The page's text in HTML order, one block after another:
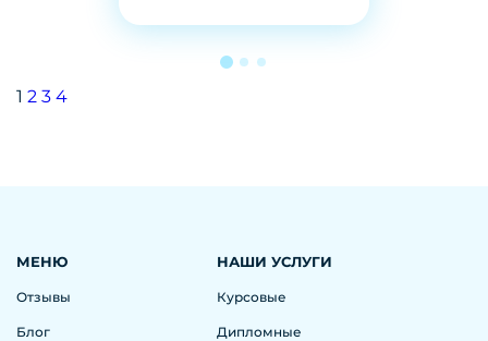
1 2 3 4
МЕНЮ
Отзывы
Блог
НАШИ УСЛУГИ
Курсовые
Дипломные